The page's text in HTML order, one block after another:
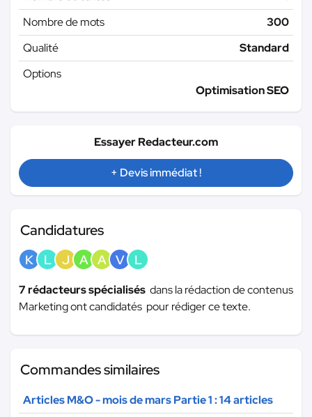
Nombre de mots
300
Qualité
Standard
Options
Optimisation SEO
Essayer Redacteur.com
+ Devis immédiat !
Candidatures
K L J A A V L
7 rédacteurs spécialisés dans la rédaction de contenus
Marketing ont candidatés pour rédiger ce texte.
Commandes similaires
Articles M&O - mois de mars Partie 1 : 14 articles